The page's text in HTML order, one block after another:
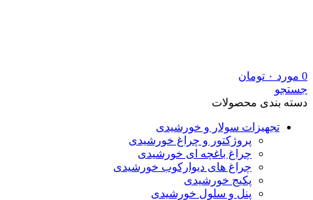
0 مورد ۰ تومان
جستجو
دسته بندی محصولات
تجهیزات سولار و خورشیدی
پروژکتور و چراغ خورشیدی
چراغ باغچه ای خورشیدی
چراغ های دیوارکوب خورشیدی
پکیج خورشیدی
پنل و سلول خورشیدی